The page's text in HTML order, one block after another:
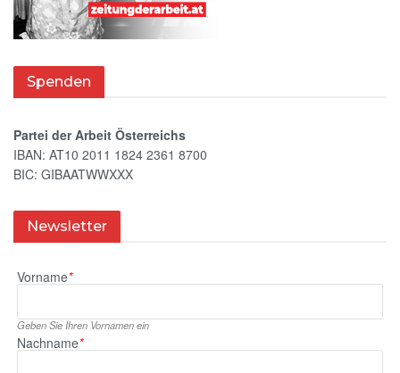
Spenden
Partei der Arbeit Österreichs
IBAN: AT10 2011 1824 2361 8700
BIC: GIBAATWWXXX
Newsletter
Vorname*
Geben Sie Ihren Vornamen ein
Nachname*